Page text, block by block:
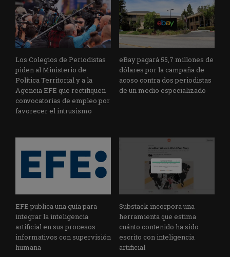
Los Colegios de Periodistas
piden al Ministerio de
Política Territorial y a la
Agencia EFE que rectifiquen
convocatorias de empleo por
favorecer el intrusismo
eBay pagará 55,7 millones de
dólares por la campaña de
acoso contra dos periodistas
de un medio especializado
EFE publica una guía para
integrar la inteligencia
artificial en sus procesos
informativos con supervisión
humana
Substack incorpora una
herramienta que estima
cuánto contenido ha sido
escrito con inteligencia
artificial